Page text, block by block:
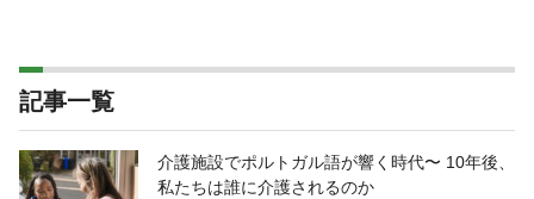
記事一覧
介護施設でポルトガル語が響く時代〜 10年後、
私たちは誰に介護されるのか